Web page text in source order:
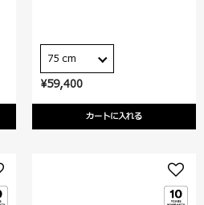
¥59,400
カートに入れる
75 cm